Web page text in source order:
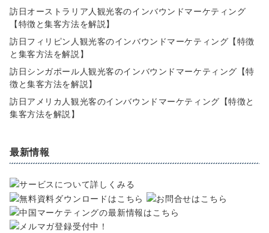
訪日オーストラリア人観光客のインバウンドマーケティング
【特徴と集客方法を解説】
訪日フィリピン人観光客のインバウンドマーケティング【特徴
と集客方法を解説】
訪日シンガポール人観光客のインバウンドマーケティング【特
徴と集客方法を解説】
訪日アメリカ人観光客のインバウンドマーケティング【特徴と
集客方法を解説】
最新情報